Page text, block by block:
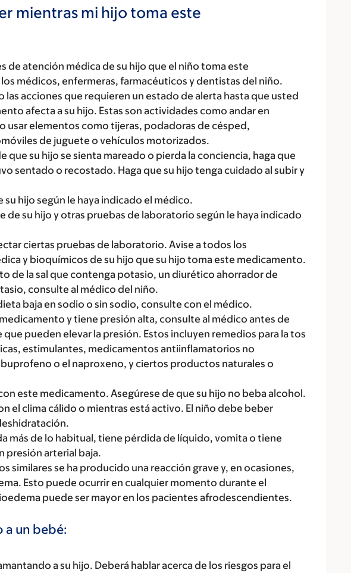
mientras mi hijo toma este
de atención médica de su hijo que el niño toma este
médicos, enfermeras, farmacéuticos y dentistas del niño.
las acciones que requieren un estado de alerta hasta que usted
afecta a su hijo. Estas son actividades como andar en
usar elementos como tijeras, podadoras de césped,
de juguete o vehículos motorizados.
que su hijo se sienta mareado o pierda la conciencia, haga que
sentado o recostado. Haga que su hijo tenga cuidado al subir y
hijo según le haya indicado el médico.
de su hijo y otras pruebas de laboratorio según le haya indicado
ciertas pruebas de laboratorio. Avise a todos los
y bioquímicos de su hijo que su hijo toma este medicamento.
de la sal que contenga potasio, un diurético ahorrador de
consulte al médico del niño.
baja en sodio o sin sodio, consulte con el médico.
y tiene presión alta, consulte al médico antes de
pueden elevar la presión. Estos incluyen remedios para la tos
estimulantes, medicamentos antiinflamatorios no
o el naproxeno, y ciertos productos naturales o
este medicamento. Asegúrese de que su hijo no beba alcohol.
el clima cálido o mientras está activo. El niño debe beber
más de lo habitual, tiene pérdida de líquido, vomita o tiene
presión arterial baja.
similares se ha producido una reacción grave y, en ocasiones,
Esto puede ocurrir en cualquier momento durante el
puede ser mayor en los pacientes afrodescendientes.
a un bebé:
a su hijo. Deberá hablar acerca de los riesgos para el